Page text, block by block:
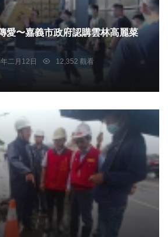
愛〜嘉義市政府認購雲林高麗菜
二月12日
12,352 觀看